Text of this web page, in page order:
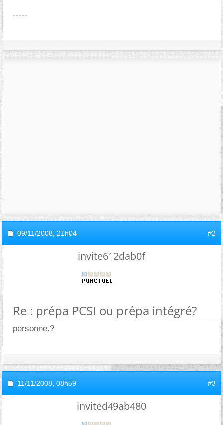
-----
09/11/2008, 21h04 #2
invite612dab0f
Re : prépa PCSI ou prépa intégré?
personne.?
11/11/2008, 08h59 #3
invited49ab480